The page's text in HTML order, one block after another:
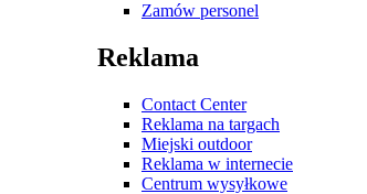
Zamów personel
Reklama
Contact Center
Reklama na targach
Miejski outdoor
Reklama w internecie
Centrum wysyłkowe